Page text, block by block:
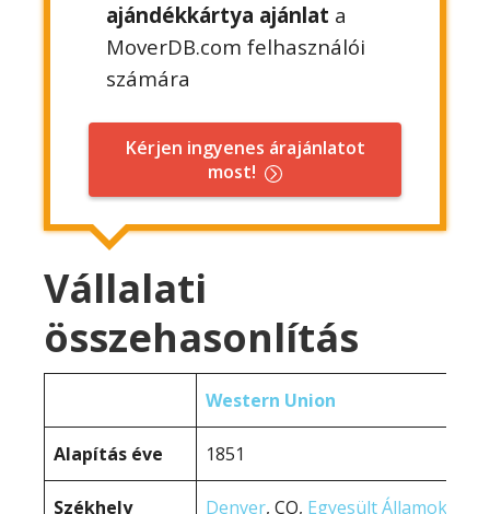
ajándékkártya ajánlat a
MoverDB.com felhasználói
számára
Kérjen ingyenes árajánlatot
most!
Vállalati
összehasonlítás
Western Union
Alapítás éve 1851
Székhely Denver, CO, Egyesült Államok